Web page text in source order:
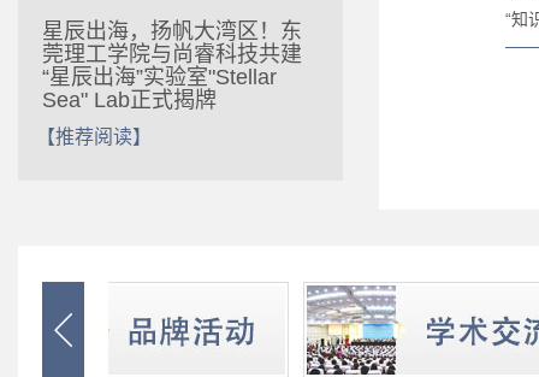
‌星辰出海，扬帆大湾区！‌东
莞理工学院与尚睿科技共建
“星辰出海”实验室"Stellar
Sea" Lab正式揭牌
【推荐阅读】
“知
